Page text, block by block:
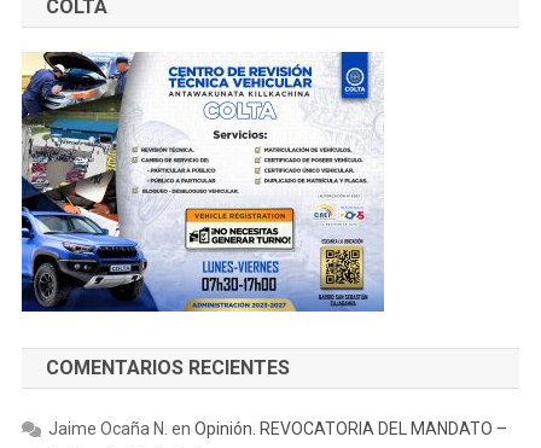
COLTA
COMENTARIOS RECIENTES
Jaime Ocaña N. en Opinión. REVOCATORIA DEL MANDATO –